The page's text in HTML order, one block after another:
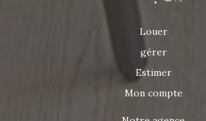
Louer
gérer
Estimer
Mon compte